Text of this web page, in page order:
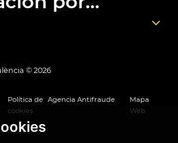
© 2026
Política de
cookies
Agencia Antifraude
Mapa
Web